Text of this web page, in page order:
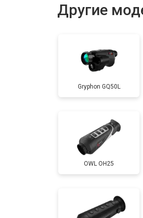
Другие
Gryphon GQ50L
OWL OH25